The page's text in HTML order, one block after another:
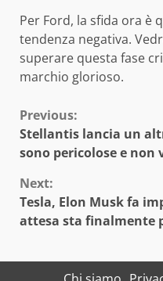
Per Ford, la sfida ora è
tendenza negativa.
superare questa fase
marchio glorioso.
Continue
Reading
Previous:
Stellantis lancia un
sono pericolose e non
Next:
Tesla, Elon Musk fa
attesa sta finalmente